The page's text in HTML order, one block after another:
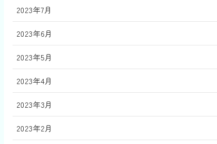
2023年7月
2023年6月
2023年5月
2023年4月
2023年3月
2023年2月